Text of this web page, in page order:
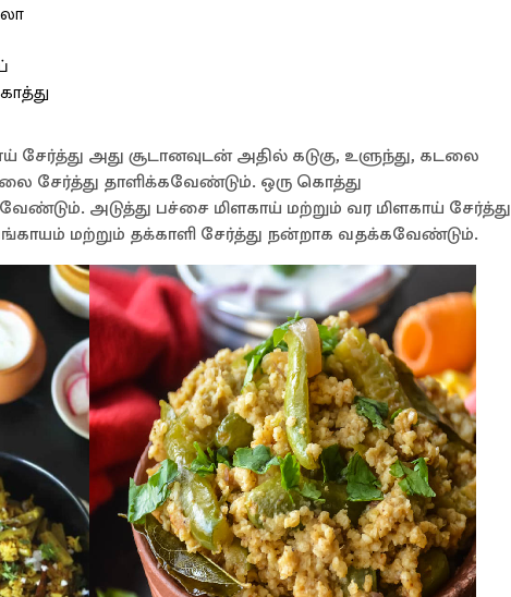
அது சூடானவுடன் அதில் கடுகு, உளுந்து, கடலை
சேர்த்து தாளிக்கவேண்டும். ஒரு கொத்து
அடுத்து பச்சை மிளகாய் மற்றும் வர மிளகாய் சேர்த்து
மற்றும் தக்காளி சேர்த்து நன்றாக வதக்கவேண்டும்.